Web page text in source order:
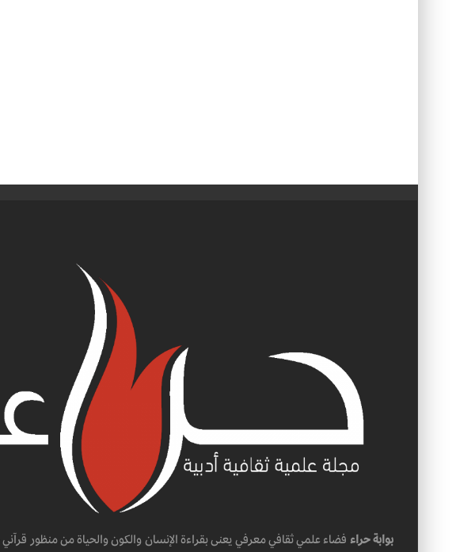
بوابة حراء فضاء علمي ثقافي معرفي يعنى بقراءة الإنسان والكون والحياة من منظور